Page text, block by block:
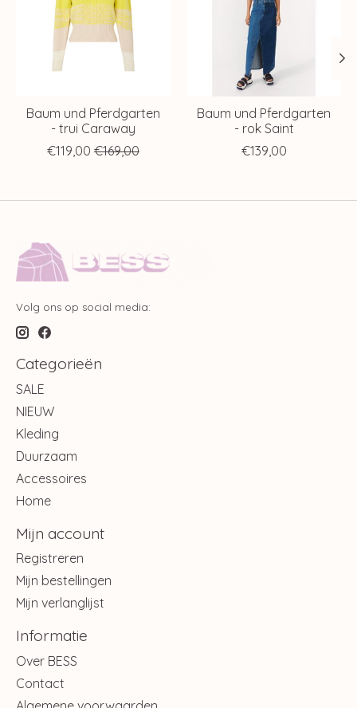
Baum und Pferdgarten
- trui Caraway
€119,00 €169,00
Baum und Pferdgarten
- rok Saint
€139,00
Volg ons op social media:
Categorieën
SALE
NIEUW
Kleding
Duurzaam
Accessoires
Home
Mijn account
Registreren
Mijn bestellingen
Mijn verlanglijst
Informatie
Over BESS
Contact